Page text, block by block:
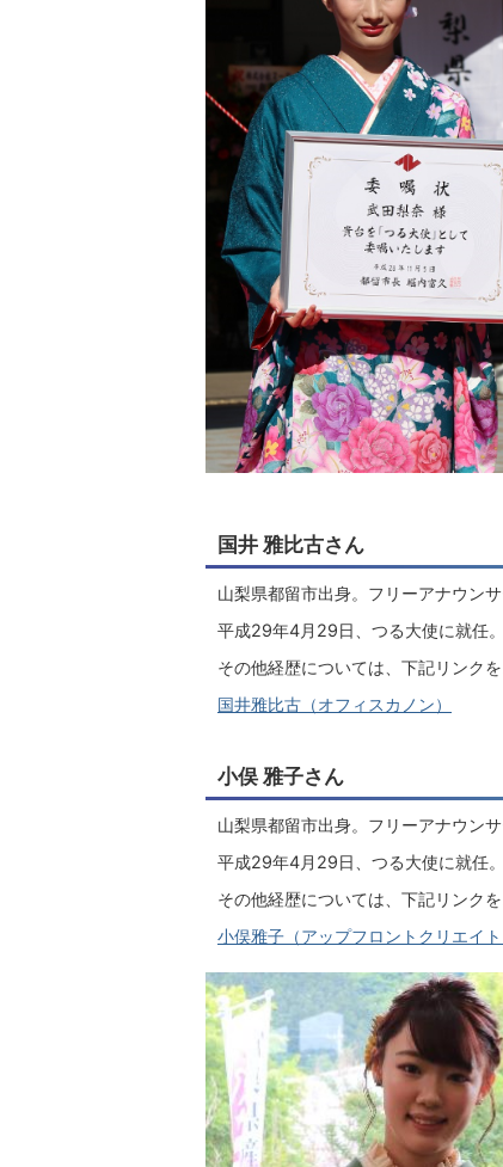
国井 雅比古さん
山梨県都留市出身。フリーアナウン
平成29年4月29日、つる大使に就任。
その他経歴については、下記リンクを
国井雅比古（オフィスカノン）
小俣 雅子さん
山梨県都留市出身。フリーアナウン
平成29年4月29日、つる大使に就任。
その他経歴については、下記リンクを
小俣雅子（アップフロントクリエイト